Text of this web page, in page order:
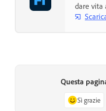
dare vita
Questa
Sì grazie